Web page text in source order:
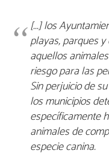
[...] los
playas, parques
aquellos
riesgo para las
Sin perjuicio de
los municipios
específicamente
animales de
especie canina.